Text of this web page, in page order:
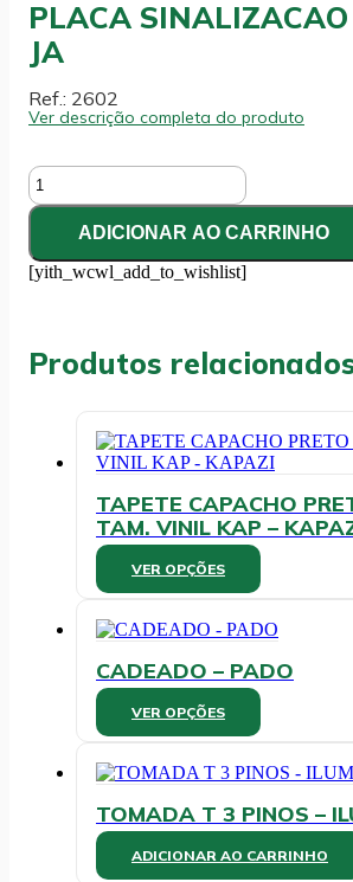
PLACA
JA
Ref.: 2602
Ver descrição completa do produto
PLACA
SINALIZACAO
SAIDA
JA
quantidade
ADICIONAR AO CARRINHO
[yith_wcwl_add_to_wishlist]
Produtos
TAPETE CAPACHO
TAM. VINIL KAP –
VER OPÇÕES
produto
várias
As
opções
na
do
CADEADO – PADO
VER OPÇÕES
produto
várias
As
opções
podem
TOMADA T 3 PINOS –
ADICIONAR AO CARRINHO